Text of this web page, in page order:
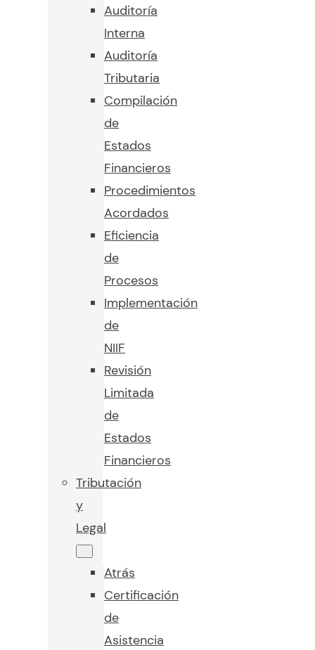
Auditoría
Interna
Auditoría
Tributaria
Compilación
de
Estados
Financieros
Procedimientos
Acordados
Eficiencia
de
Procesos
Implementación
de
NIIF
Revisión
Limitada
de
Estados
Financieros
Tributación
y
Legal
Atrás
Certificación
de
Asistencia